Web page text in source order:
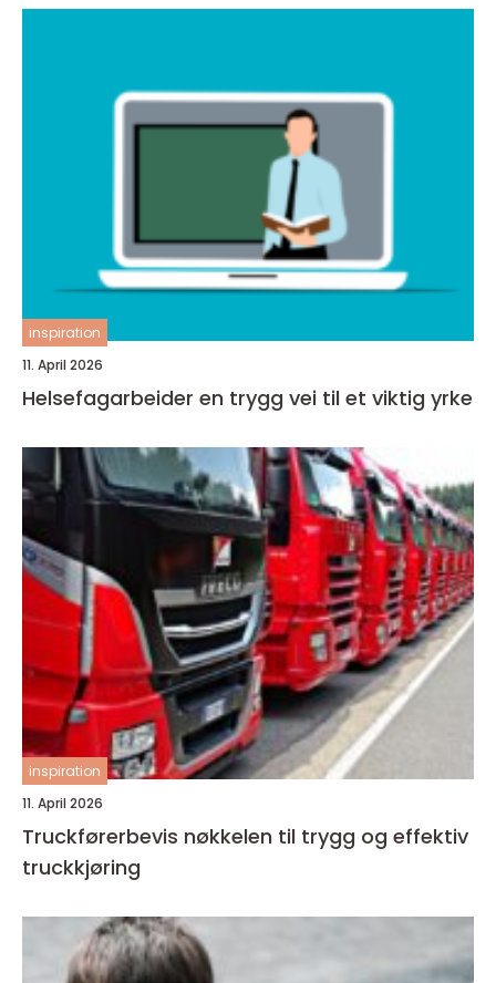
inspiration
11. April 2026
Helsefagarbeider en trygg vei til et viktig yrke
inspiration
11. April 2026
Truckførerbevis nøkkelen til trygg og effektiv
truckkjøring